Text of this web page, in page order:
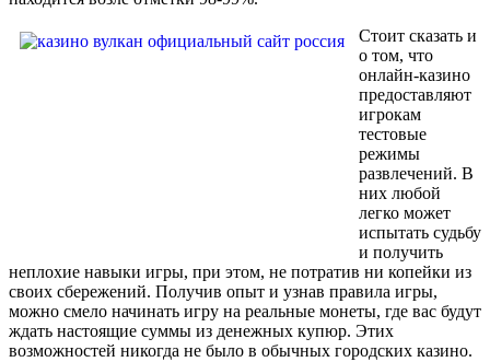
Стоит сказать и
о том, что
онлайн-казино
предоставляют
игрокам
тестовые
режимы
развлечений. В
них любой
легко может
испытать судьбу
и получить
неплохие навыки игры, при этом, не потратив ни копейки из
своих сбережений. Получив опыт и узнав правила игры,
можно смело начинать игру на реальные монеты, где вас будут
ждать настоящие суммы из денежных купюр. Этих
возможностей никогда не было в обычных городских казино.